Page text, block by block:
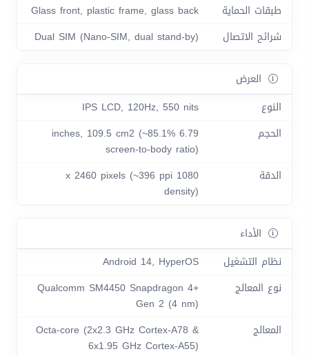
طبقات الحماية
Glass front, plastic frame, glass back
شرائح الاتصال
Dual SIM (Nano-SIM, dual stand-by)
العرض
النوع
IPS LCD, 120Hz, 550 nits
الحجم
6.79 inches, 109.5 cm2 (~85.1%
screen-to-body ratio)
الدقة
1080 x 2460 pixels (~396 ppi
density)
الأداء
نظام التشغيل
Android 14, HyperOS
نوع المعالج
Qualcomm SM4450 Snapdragon 4+
Gen 2 (4 nm)
المعالج
Octa-core (2x2.3 GHz Cortex-A78 &
6x1.95 GHz Cortex-A55)